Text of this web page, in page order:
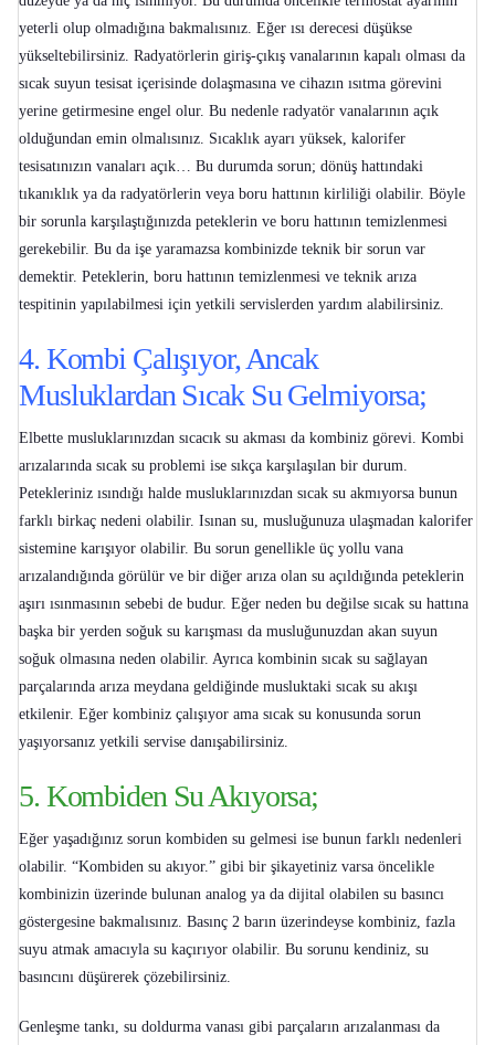
yeterli olup olmadığına bakmalısınız. Eğer ısı derecesi düşükse
yükseltebilirsiniz. Radyatörlerin giriş-çıkış vanalarının kapalı olması da
sıcak suyun tesisat içerisinde dolaşmasına ve cihazın ısıtma görevini
yerine getirmesine engel olur. Bu nedenle radyatör vanalarının açık
olduğundan emin olmalısınız. Sıcaklık ayarı yüksek, kalorifer
tesisatınızın vanaları açık… Bu durumda sorun; dönüş hattındaki
tıkanıklık ya da radyatörlerin veya boru hattının kirliliği olabilir. Böyle
bir sorunla karşılaştığınızda peteklerin ve boru hattının temizlenmesi
gerekebilir. Bu da işe yaramazsa kombinizde teknik bir sorun var
demektir. Peteklerin, boru hattının temizlenmesi ve teknik arıza
tespitinin yapılabilmesi için yetkili servislerden yardım alabilirsiniz.
4. Kombi Çalışıyor, Ancak
Musluklardan Sıcak Su Gelmiyorsa;
Elbette musluklarınızdan sıcacık su akması da kombiniz görevi. Kombi
arızalarında sıcak su problemi ise sıkça karşılaşılan bir durum.
Petekleriniz ısındığı halde musluklarınızdan sıcak su akmıyorsa bunun
farklı birkaç nedeni olabilir. Isınan su, musluğunuza ulaşmadan kalorifer
sistemine karışıyor olabilir. Bu sorun genellikle üç yollu vana
arızalandığında görülür ve bir diğer arıza olan su açıldığında peteklerin
aşırı ısınmasının sebebi de budur. Eğer neden bu değilse sıcak su hattına
başka bir yerden soğuk su karışması da musluğunuzdan akan suyun
soğuk olmasına neden olabilir. Ayrıca kombinin sıcak su sağlayan
parçalarında arıza meydana geldiğinde musluktaki sıcak su akışı
etkilenir. Eğer kombiniz çalışıyor ama sıcak su konusunda sorun
yaşıyorsanız yetkili servise danışabilirsiniz.
5. Kombiden Su Akıyorsa;
Eğer yaşadığınız sorun kombiden su gelmesi ise bunun farklı nedenleri
olabilir. “Kombiden su akıyor.” gibi bir şikayetiniz varsa öncelikle
kombinizin üzerinde bulunan analog ya da dijital olabilen su basıncı
göstergesine bakmalısınız. Basınç 2 barın üzerindeyse kombiniz, fazla
suyu atmak amacıyla su kaçırıyor olabilir. Bu sorunu kendiniz, su
basıncını düşürerek çözebilirsiniz.
Genleşme tankı, su doldurma vanası gibi parçaların arızalanması da